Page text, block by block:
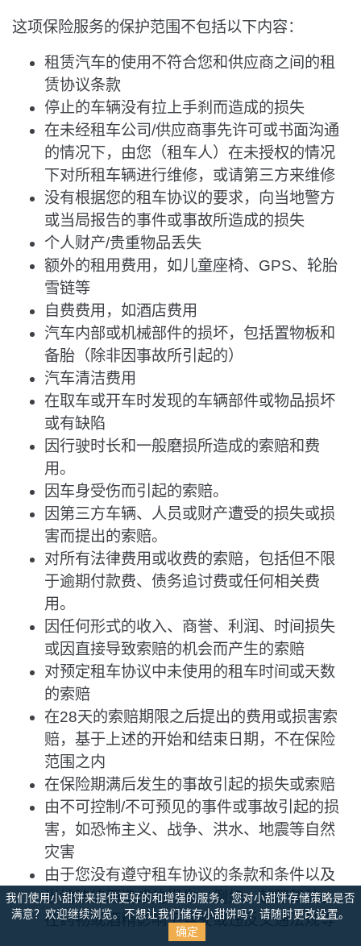
这项保险服务的保护范围不包括以下内容：
租赁汽车的使用不符合您和供应商之间的租
赁协议条款
停止的车辆没有拉上手刹而造成的损失
在未经租车公司/供应商事先许可或书面沟通
的情况下，由您（租车人）在未授权的情况
下对所租车辆进行维修，或请第三方来维修
没有根据您的租车协议的要求，向当地警方
或当局报告的事件或事故所造成的损失
个人财产/贵重物品丢失
额外的租用费用，如儿童座椅、GPS、轮胎
雪链等
自费费用，如酒店费用
汽车内部或机械部件的损坏，包括置物板和
备胎（除非因事故所引起的）
汽车清洁费用
在取车或开车时发现的车辆部件或物品损坏
或有缺陷
因行驶时长和一般磨损所造成的索赔和费
用。
因车身受伤而引起的索赔。
因第三方车辆、人员或财产遭受的损失或损
害而提出的索赔。
对所有法律费用或收费的索赔，包括但不限
于逾期付款费、债务追讨费或任何相关费
用。
因任何形式的收入、商誉、利润、时间损失
或因直接导致索赔的机会而产生的索赔
对预定租车协议中未使用的租车时间或天数
的索赔
在28天的索赔期限之后提出的费用或损害索
赔，基于上述的开始和结束日期，不在保险
范围之内
在保险期满后发生的事故引起的损失或索赔
由不可控制/不可预见的事件或事故引起的损
害，如恐怖主义、战争、洪水、地震等自然
灾害
由于您没有遵守租车协议的条款和条件以及
当地法律而造成的损失，例如：越野驾驶、
在药物或酒精影响下驾驶或违反交通法规等
我们使用小甜饼来提供更好的和增强的服务。您对小甜饼存储策略是否
满意？ 欢迎继续浏览。不想让我们储存小甜饼吗？请随时更改设置。
确定